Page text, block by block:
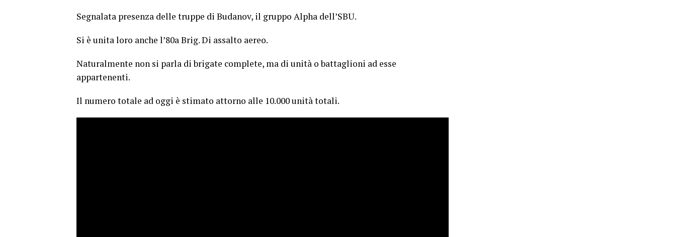
Segnalata presenza delle truppe di Budanov, il gruppo Alpha dell’SBU.
Si è unita loro anche l’80a Brig. Di assalto aereo.
Naturalmente non si parla di brigate complete, ma di unità o battaglioni ad esse
appartenenti.
Il numero totale ad oggi è stimato attorno alle 10.000 unità totali.